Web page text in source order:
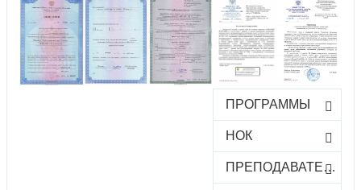
ПРОГРАММЫ
НОК
ПРЕПОДАВАТЕЛИ